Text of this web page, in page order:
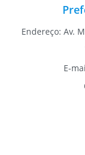
Endereço: Av.
E-